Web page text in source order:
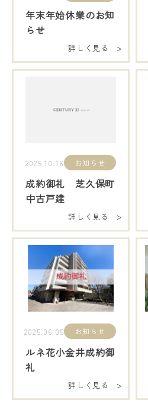
年末年始休業のお知
らせ
詳しく見る >
お知らせ
2025.10.16
成約御礼 芝久保町
中古戸建
詳しく見る >
お知らせ
2025.06.05
ルネ花小金井成約御
礼
詳しく見る >